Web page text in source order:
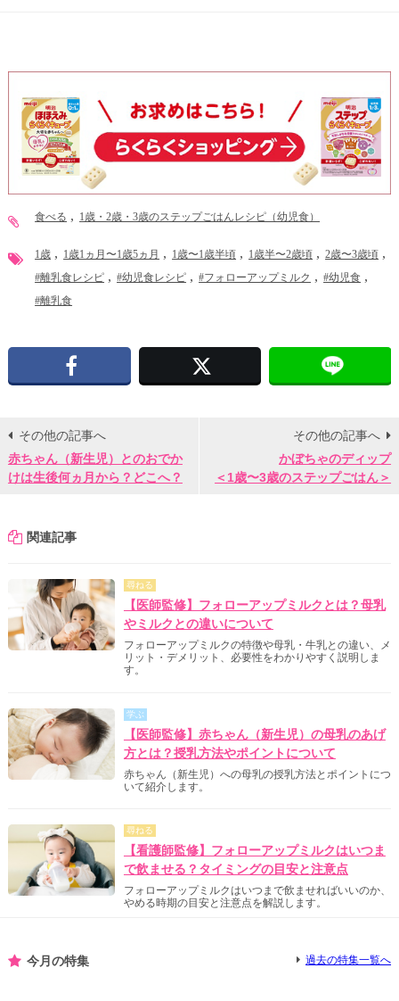
食べる 1歳・2歳・3歳のステップごはんレシピ（幼児食）
1歳 1歳1ヵ月〜1歳5ヵ月 1歳〜1歳半頃 1歳半〜2歳頃 2歳〜3歳頃
#離乳食レシピ #幼児食レシピ #フォローアップミルク #幼児食
#離乳食
その他の記事へ
赤ちゃん（新生児）とのおでか
けは生後何ヵ月から？どこへ？
その他の記事へ
かぼちゃのディップ
＜1歳〜3歳のステップごはん＞
関連記事
尋ねる
【医師監修】フォローアップミルクとは？母乳
やミルクとの違いについて
フォローアップミルクの特徴や母乳・牛乳との違い、メ
リット・デメリット、必要性をわかりやすく説明しま
す。
学ぶ
【医師監修】赤ちゃん（新生児）の母乳のあげ
方とは？授乳方法やポイントについて
赤ちゃん（新生児）への母乳の授乳方法とポイントにつ
いて紹介します。
尋ねる
【看護師監修】フォローアップミルクはいつま
で飲ませる？タイミングの目安と注意点
フォローアップミルクはいつまで飲ませればいいのか、
やめる時期の目安と注意点を解説します。
今月の特集 過去の特集一覧へ